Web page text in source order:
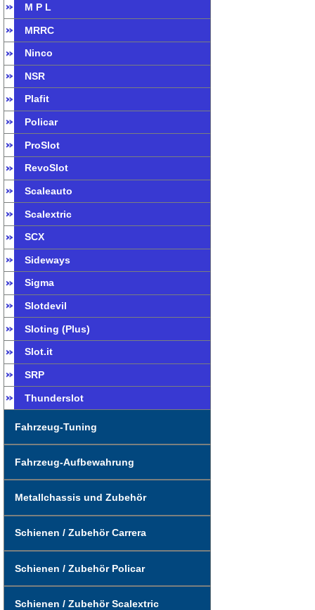
M P L
MRRC
Ninco
NSR
Plafit
Policar
ProSlot
RevoSlot
Scaleauto
Scalextric
SCX
Sideways
Sigma
Slotdevil
Sloting (Plus)
Slot.it
SRP
Thunderslot
Fahrzeug-Tuning
Fahrzeug-Aufbewahrung
Metallchassis und Zubehör
Schienen / Zubehör Carrera
Schienen / Zubehör Policar
Schienen / Zubehör Scalextric